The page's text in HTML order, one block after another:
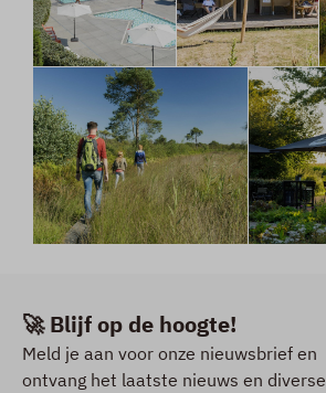
🚀 Blijf op de hoogte!
Meld je aan voor onze nieuwsbrief en
ontvang het laatste nieuws en diverse